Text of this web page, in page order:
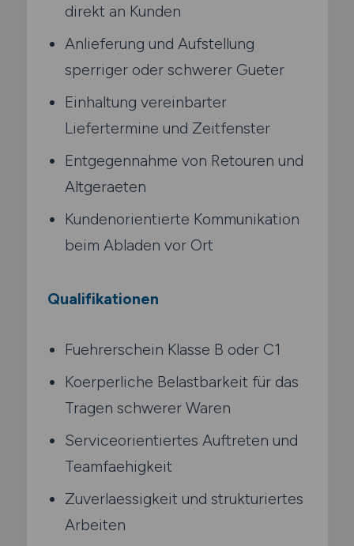
direkt an Kunden
Anlieferung und Aufstellung
sperriger oder schwerer Gueter
Einhaltung vereinbarter
Liefertermine und Zeitfenster
Entgegennahme von Retouren und
Altgeraeten
Kundenorientierte Kommunikation
beim Abladen vor Ort
Qualifikationen
Fuehrerschein Klasse B oder C1
Koerperliche Belastbarkeit für das
Tragen schwerer Waren
Serviceorientiertes Auftreten und
Teamfaehigkeit
Zuverlaessigkeit und strukturiertes
Arbeiten